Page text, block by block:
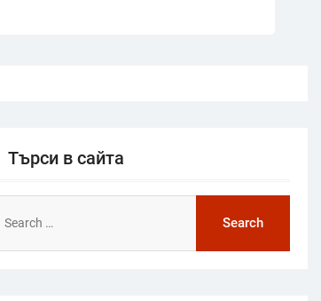
Търси в сайта
for: